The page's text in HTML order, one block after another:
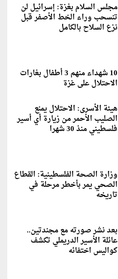
مجلس السلام بغزة: إسرائيل لن
تنسحب وراء الخط الأصفر قبل
نزع السلاح بالكامل
10 شهداء منهم 3 أطفال بغارات
الاحتلال على غزة
هيئة الأسرى: الاحتلال يمنع
الصليب الأحمر من زيارة أي أسير
فلسطيني منذ 30 شهرا
وزارة الصحة الفلسطينية: القطاع
الصحي يمر بأخطر مرحلة في
تاريخه
بعد نشر صورته مع مجندتين..
عائلة الأسير الدريملي تكشف
كواليس اختفائه